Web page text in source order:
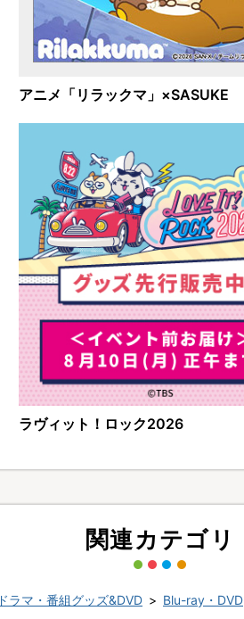
アニメ「リラックマ」×SASUKE
ラヴィット！ロック2026
関連カテゴリ
ドラマ・番組グッズ&DVD > Blu-ray・DVD